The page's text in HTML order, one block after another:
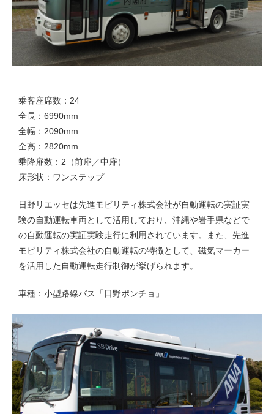
乗客座席数：24
全長：6990mm
全幅：2090mm
全高：2820mm
乗降扉数：2（前扉／中扉）
床形状：ワンステップ
日野リエッセは先進モビリティ株式会社が自動運転の実証実
験の自動運転車両として活用しており、沖縄や岩手県などで
の自動運転の実証実験走行に利用されています。また、先進
モビリティ株式会社の自動運転の特徴として、磁気マーカー
を活用した自動運転走行制御が挙げられます。
車種：小型路線バス「日野ポンチョ」